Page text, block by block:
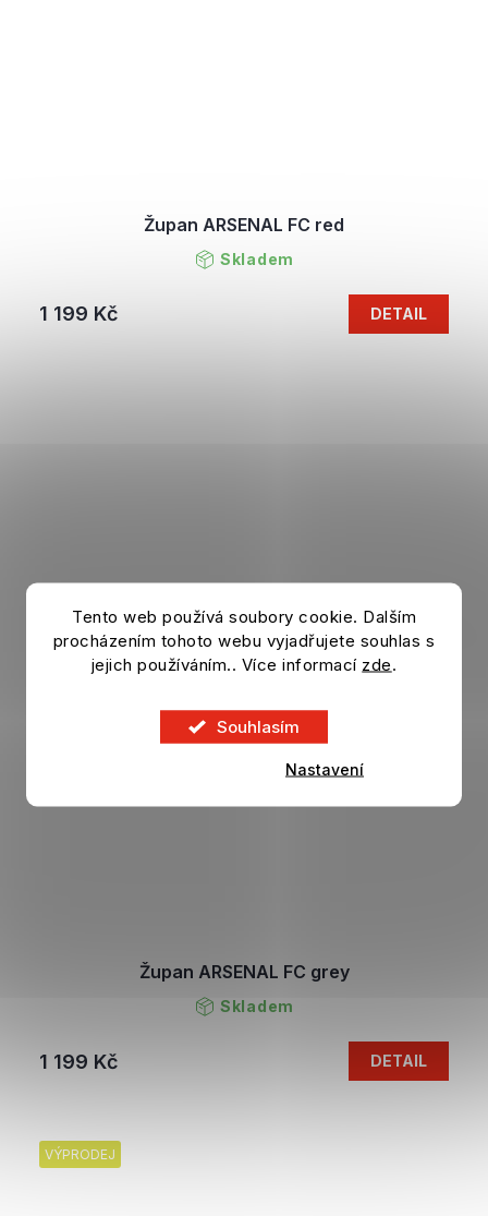
Tento web používá soubory cookie. Dalším
procházením tohoto webu vyjadřujete souhlas s
jejich používáním.. Více informací zde.
Souhlasím
Nastavení
Župan ARSENAL FC red
Skladem
1 199 Kč DETAIL
Župan ARSENAL FC grey
Skladem
1 199 Kč DETAIL
VÝPRODEJ